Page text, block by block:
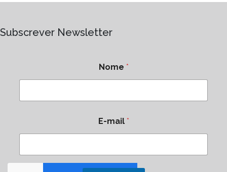
Subscrever Newsletter
Nome *
E-mail *